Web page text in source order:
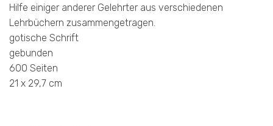
Hilfe einiger anderer Gelehrter aus verschiedenen
Lehrbüchern zusammengetragen.
gotische Schrift
gebunden
600 Seiten
21 x 29,7 cm